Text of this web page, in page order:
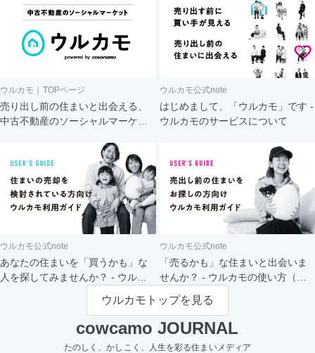
ウルカモ｜TOPページ
売り出し前の住まいと出会える、
中古不動産のソーシャルマーケッ
ウルカモ公式note
はじめまして、「ウルカモ」です -
ウルカモのサービスについて
ウルカモ公式note
あなたの住まいを「買うかも」な
人を探してみませんか？ - ウルカ
ウルカモ公式note
「売るかも」な住まいと出会いま
せんか？ - ウルカモの使い方（買
主さま向け）
ウルカモトップを見る
cowcamo JOURNAL
たのしく、かしこく、人生を彩る住まいメディア